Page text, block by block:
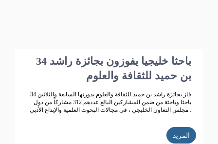
34 باحثا خليجيا يفوزون بجائزة راشد
بن حميد للثقافة والعلوم
فاز بجائزة راشد بن حميد للثقافة والعلوم بدورتها السابعة والثلاثين 34
باحثا وباحثة من ضمن المشاركين البالغ عددهم 312 مشاركاً من دول
مجلس التعاون الخليجي ، في مجالات البحوث العلمية والإبداع الأدبي .
المزيد